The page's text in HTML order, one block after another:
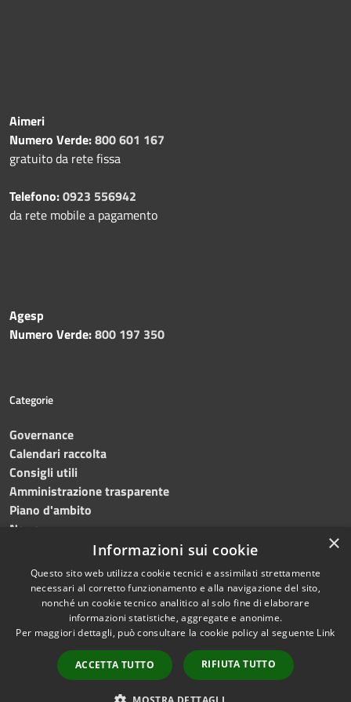
Aimeri
Numero Verde:800 601 167
gratuito da rete fissa
Telefono:0923 556942
da rete mobile a pagamento
Agesp
Numero Verde:800 197 350
Categorie
Governance
Calendari raccolta
Consigli utili
Amministrazione trasparente
Piano d'ambito
News
Accessibilità
Copyright © 2023 •
Trapani provincia nord•
Powered
byMunicipium•Redazione
×
Informazioni sui cookie
Questo sito web utilizza cookie tecnici e assimilati strettamente
necessari al corretto funzionamento e alla navigazione del sito,
nonché un cookie tecnico analitico al solo fine di elaborare
informazioni statistiche, aggregate e anonime.
Per maggiori dettagli, può consultare la cookie policy al seguente Link
ACCETTA TUTTO RIFIUTA TUTTO